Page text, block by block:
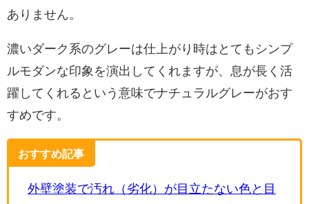
ありません。
濃いダーク系のグレーは仕上がり時はとてもシンプ
ルモダンな印象を演出してくれますが、息が長く活
躍してくれるという意味でナチュラルグレーがおす
すめです。
おすすめ記事
外壁塗装で汚れ（劣化）が目立たない色と目